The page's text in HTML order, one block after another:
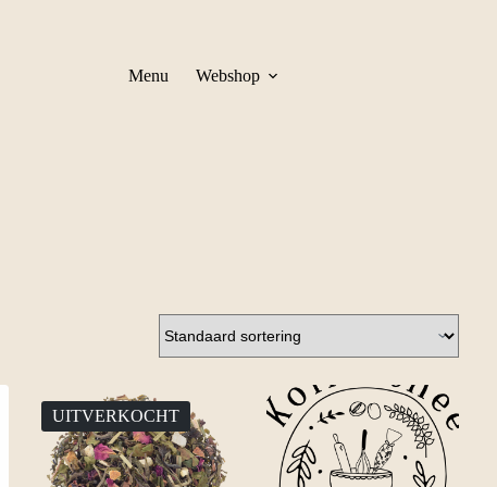
Menu Webshop
UITVERKOCHT